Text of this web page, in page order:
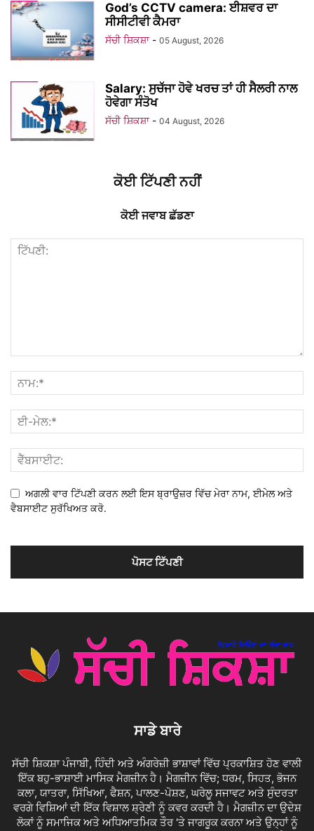
God’s CCTV camera: ਈਸ਼ਵਰ ਦਾ
ਸੀਸੀਟੀਵੀ ਕੈਮਰਾ
ਸੱਚੀ ਸ਼ਿਕਸ਼ਾ - 05 August, 2026
Salary: ਸੁਚੱਜਾ ਹੋਵੇ ਖਰਚ ਤਾਂ ਹੀ ਸੈਲਰੀ ਨਾਲ
ਹੋਵੇਗਾ ਸੰਤੋਖ
ਸੱਚੀ ਸ਼ਿਕਸ਼ਾ - 04 August, 2026
ਕੋਈ ਟਿੱਪਣੀ ਨਹੀਂ
ਕੋਈ ਜਵਾਬ ਛੱਡਣਾ
ਅਗਲੀ ਵਾਰ ਟਿੱਪਣੀ ਕਰਨ ਲਈ ਇਸ ਬ੍ਰਾਉਜ਼ਰ ਵਿੱਚ ਮੇਰਾ ਨਾਮ, ਈਮੇਲ ਅਤੇ
ਵੈਬਸਾਈਟ ਸੁਰੱਖਿਅਤ ਕਰੋ.
ਸਾਡੇ ਬਾਰੇ
ਸੱਚੀ ਸ਼ਿਕਸ਼ਾ ਪੰਜਾਬੀ, ਹਿੰਦੀ ਅਤੇ ਅੰਗਰੇਜ਼ੀ ਭਾਸ਼ਾਵਾਂ ਵਿੱਚ ਪ੍ਰਕਾਸ਼ਿਤ ਹੋਣ ਵਾਲੀ
ਇੱਕ ਬਹੁ-ਭਾਸ਼ਾਈ ਮਾਸਿਕ ਮੈਗਜ਼ੀਨ ਹੈ। ਮੈਗਜ਼ੀਨ ਵਿੱਚ; ਧਰਮ, ਸਿਹਤ, ਭੋਜਨ
ਕਲਾ, ਯਾਤਰਾ, ਸਿੱਖਿਆ, ਫੈਸ਼ਨ, ਪਾਲਣ-ਪੋਸ਼ਣ, ਘਰੇਲੂ ਸਜਾਵਟ ਅਤੇ ਸੁੰਦਰਤਾ
ਵਰਗੇ ਵਿਸ਼ਿਆਂ ਦੀ ਇੱਕ ਵਿਸ਼ਾਲ ਸ਼੍ਰੇਣੀ ਨੂੰ ਕਵਰ ਕਰਦੀ ਹੈ। ਮੈਗਜ਼ੀਨ ਦਾ ਉਦੇਸ਼
ਲੋਕਾਂ ਨੂੰ ਸਮਾਜਿਕ ਅਤੇ ਅਧਿਆਤਮਿਕ ਤੌਰ 'ਤੇ ਜਾਗਰੂਕ ਕਰਨਾ ਅਤੇ ਉਨ੍ਹਾਂ ਨੂੰ